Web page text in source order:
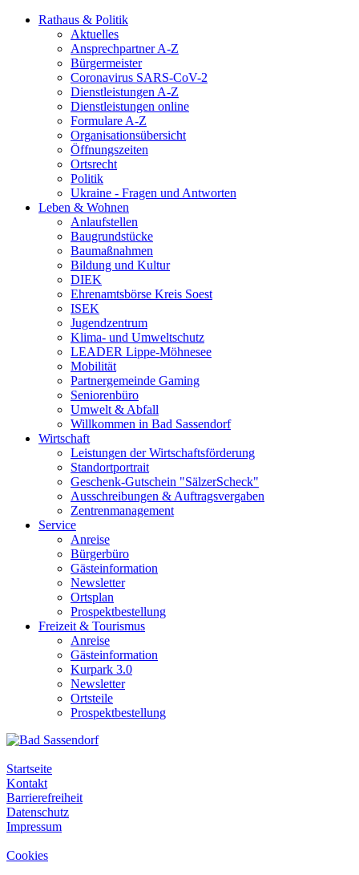
Rathaus & Politik
Aktuelles
Ansprechpartner A-Z
Bürgermeister
Coronavirus SARS-CoV-2
Dienstleistungen A-Z
Dienstleistungen online
Formulare A-Z
Organisationsübersicht
Öffnungszeiten
Ortsrecht
Politik
Ukraine - Fragen und Antworten
Leben & Wohnen
Anlaufstellen
Baugrundstücke
Baumaßnahmen
Bildung und Kultur
DIEK
Ehrenamtsbörse Kreis Soest
ISEK
Jugendzentrum
Klima- und Umweltschutz
LEADER Lippe-Möhnesee
Mobilität
Partnergemeinde Gaming
Seniorenbüro
Umwelt & Abfall
Willkommen in Bad Sassendorf
Wirtschaft
Leistungen der Wirtschaftsförderung
Standortportrait
Geschenk-Gutschein "SälzerScheck"
Ausschreibungen & Auftragsvergaben
Zentrenmanagement
Service
Anreise
Bürgerbüro
Gästeinformation
Newsletter
Ortsplan
Prospektbestellung
Freizeit & Tourismus
Anreise
Gästeinformation
Kurpark 3.0
Newsletter
Ortsteile
Prospektbestellung
Startseite
Kontakt
Barrierefreiheit
Datenschutz
Impressum
Cookies